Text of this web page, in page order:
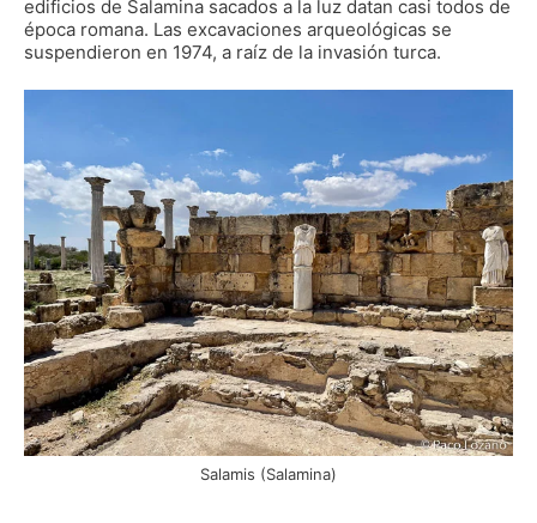
edificios de Salamina sacados a la luz datan casi todos de
época romana. Las excavaciones arqueológicas se
suspendieron en 1974, a raíz de la invasión turca.
Salamis (Salamina)